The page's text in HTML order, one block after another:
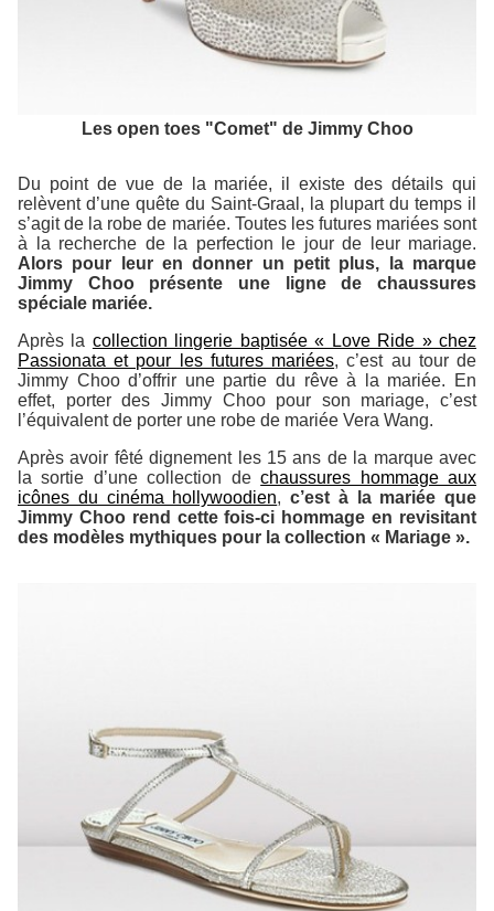
Les open toes "Comet" de Jimmy Choo
Du point de vue de la mariée, il existe des détails qui
relèvent d’une quête du Saint-Graal, la plupart du temps il
s’agit de la robe de mariée. Toutes les futures mariées sont
à la recherche de la perfection le jour de leur mariage.
Alors pour leur en donner un petit plus, la marque
Jimmy Choo présente une ligne de chaussures
spéciale mariée.
Après la collection lingerie baptisée « Love Ride » chez
Passionata et pour les futures mariées, c’est au tour de
Jimmy Choo d’offrir une partie du rêve à la mariée. En
effet, porter des Jimmy Choo pour son mariage, c’est
l’équivalent de porter une robe de mariée Vera Wang.
Après avoir fêté dignement les 15 ans de la marque avec
la sortie d’une collection dechaussures hommage aux
icônes du cinéma hollywoodien, c’est à la mariée que
Jimmy Choo rend cette fois-ci hommage en revisitant
des modèles mythiques pour la collection « Mariage ».